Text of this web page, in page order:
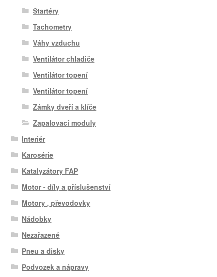
Startéry
Tachometry
Váhy vzduchu
Ventilátor chladiče
Ventilátor topení
Ventilátor topení
Zámky dveří a klíče
Zapalovací moduly
Interiér
Karosérie
Katalyzátory FAP
Motor - díly a příslušenství
Motory , převodovky
Nádobky
Nezařazené
Pneu a disky
Podvozek a nápravy